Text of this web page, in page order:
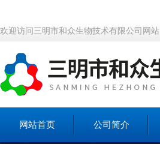
欢迎访问三明市和众生物技术有限公司网站
网站首页 公司简介